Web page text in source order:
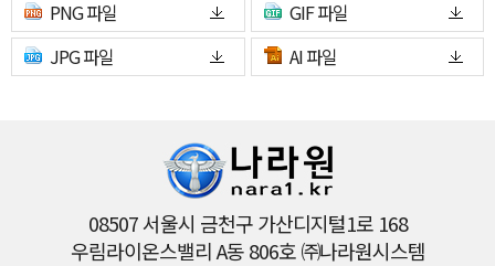
PNG 파일
GIF 파일
JPG 파일
AI 파일
08507 서울시 금천구 가산디지털1로 168
우림라이온스밸리 A동 806호 ㈜나라원시스템